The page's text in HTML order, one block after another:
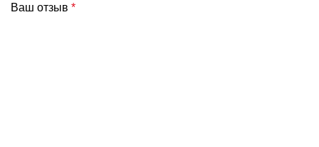
Ваш отзыв *